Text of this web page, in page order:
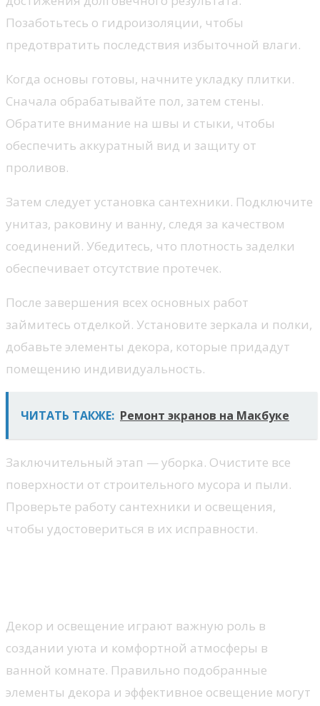
Позаботьтесь о гидроизоляции, чтобы
предотвратить последствия избыточной влаги.
Когда основы готовы, начните укладку плитки.
Сначала обрабатывайте пол, затем стены.
Обратите внимание на швы и стыки, чтобы
обеспечить аккуратный вид и защиту от
проливов.
Затем следует установка сантехники. Подключите
унитаз, раковину и ванну, следя за качеством
соединений. Убедитесь, что плотность заделки
обеспечивает отсутствие протечек.
После завершения всех основных работ
займитесь отделкой. Установите зеркала и полки,
добавьте элементы декора, которые придадут
помещению индивидуальность.
ЧИТАТЬ ТАКЖЕ: Ремонт экранов на Макбуке
Заключительный этап — уборка. Очистите все
поверхности от строительного мусора и пыли.
Проверьте работу сантехники и освещения,
чтобы удостовериться в их исправности.
Декор и освещение играют важную роль в
создании уюта и комфортной атмосферы в
ванной комнате. Правильно подобранные
элементы декора и эффективное освещение могут